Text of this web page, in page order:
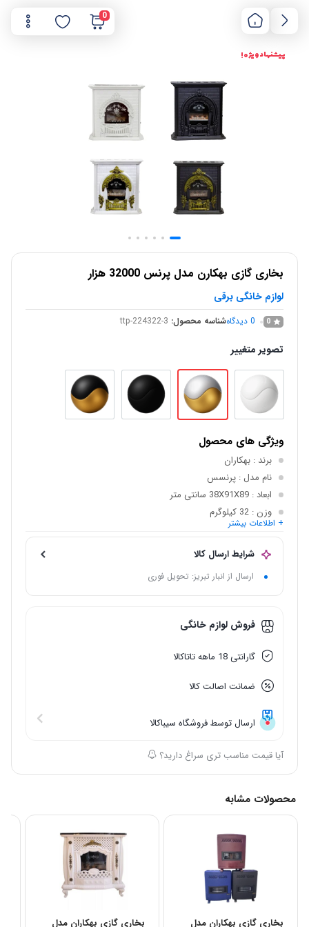
0
پیشنهاد ویژه !
بخاری گازی بهکارن مدل پرنس 32000 هزار
لوازم خانگی برقی
0
0 دیدگاهشناسه محصول: ttp-224322-3
تصویر متغییر
ویژگی های محصول
برند : بهکاران
نام مدل : پرنسس
ابعاد: 38X91X89 سانتی متر
وزن : 32 کیلوگرم
نوع سوخت
قابلیت ها
: تنظیم دما
+ اطلاعات بیشتر
شرایط ارسال کالا
ارسال از انبار تبریز: تحویل فوری
فروش لوازم خانگی
گارانتی 18 ماهه تاتاکالا
ضمانت اصالت کالا
ارسال توسط فروشگاه سیباکالا
آیا قیمت مناسب تری سراغ دارید؟
محصولات مشابه
بخاری گازی بهکاران مدل
بخاری گازی بهکاران مدل